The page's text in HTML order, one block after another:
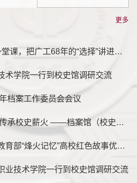
艳及相
一行实
建设筹
我校校
陈形
后，双
更多
课，把广工68年的“选择”讲进心
术学院一行到校史馆调研交流
档案工作委员会会议
承校史薪火 ——档案馆（校史
县永汉镇开展主题党日活动
育部“烽火记忆”高校红色故事优秀
业技术学院一行到校史馆调研交流